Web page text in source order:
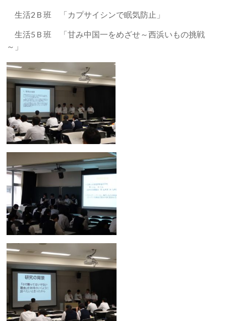
生活2Ｂ班 「カプサイシンで眠気防止」
生活5Ｂ班 「甘み中国一をめざせ～西浜いもの挑戦
～」